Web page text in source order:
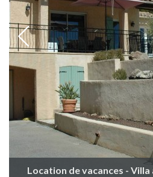
Location de vacances -